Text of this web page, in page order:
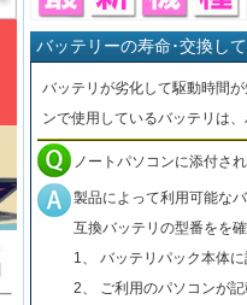
バッテリーの寿命･交換し
バッテリが劣化して駆動時間
ンで使用しているバッテリは
ノートパソコンに添付さ
製品によって利用可能な
互換バッテリの型番をを確
1、 バッテリパック本体に
2、 ご利用のパソコンが